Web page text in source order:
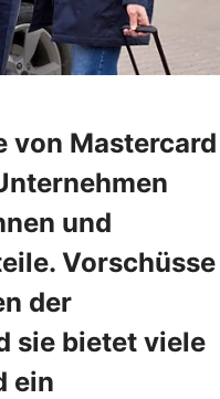
von Mastercard
und
Vorschüsse
der
sie bietet viele
ein